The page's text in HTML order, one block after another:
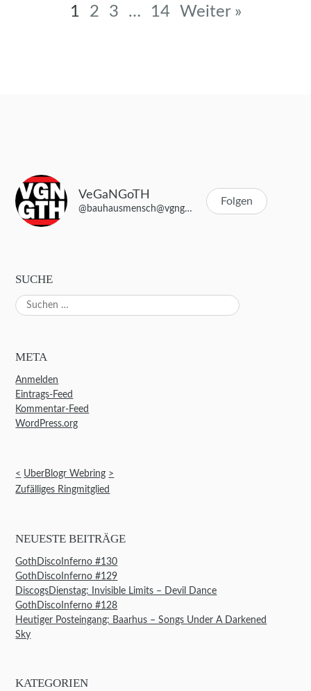
Beitragsnavigation
1 2 3 … 14 Weiter »
VeGaNGoTH
@bauhausmensch@vgngth.de
Folgen
SUCHE
Suchen
nach:
META
Anmelden
Eintrags-Feed
Kommentar-Feed
WordPress.org
< UberBlogr Webring >
Zufälliges Ringmitglied
NEUESTE BEITRÄGE
GothDiscoInferno #130
GothDiscoInferno #129
DiscogsDienstag: Invisible Limits – Devil Dance
GothDiscoInferno #128
Heutiger Posteingang: Baarhus – Songs Under A Darkened
Sky
KATEGORIEN